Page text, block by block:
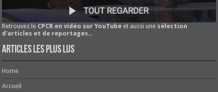
Retrouvez le CPCR en vidéo sur YouTube et aussi une sélection
d'articles et de reportages...
Articles les plus lus
Home
Accueil